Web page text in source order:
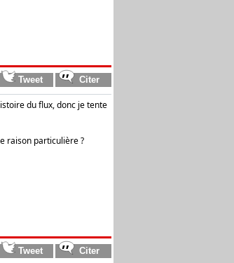
du flux, donc je tente
raison particulière ?